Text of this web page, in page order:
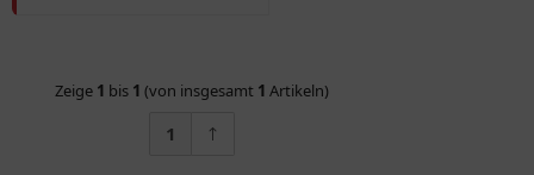
Zeige 1 bis 1 (von insgesamt 1 Artikeln)
1